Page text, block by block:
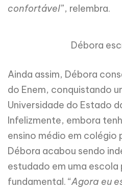
confortável”, relembra.
Débora
Ainda assim, Débora
do Enem, conquistando
Universidade do Estado
Infelizmente, embora
ensino médio em
Débora acabou sendo
estudado em uma
fundamental. “Agora eu